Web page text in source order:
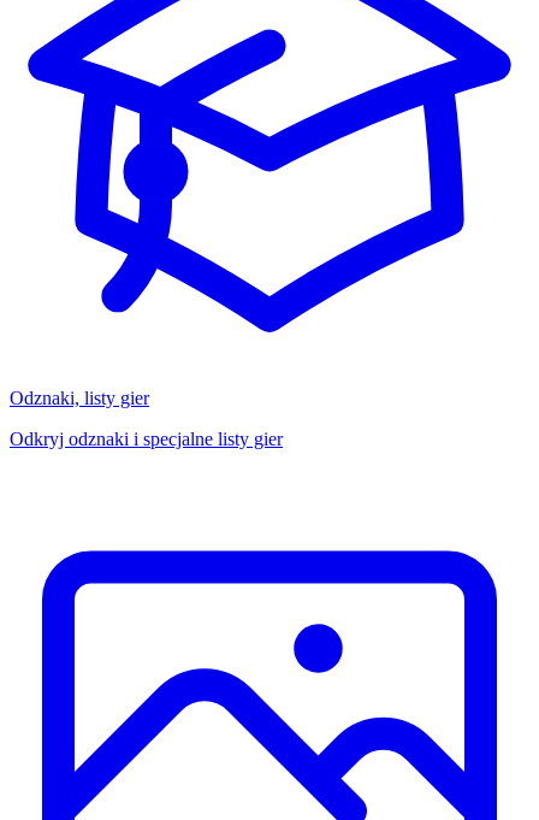
Odznaki, listy gier
Odkryj odznaki i specjalne listy gier